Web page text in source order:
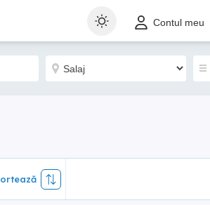
Contul meu